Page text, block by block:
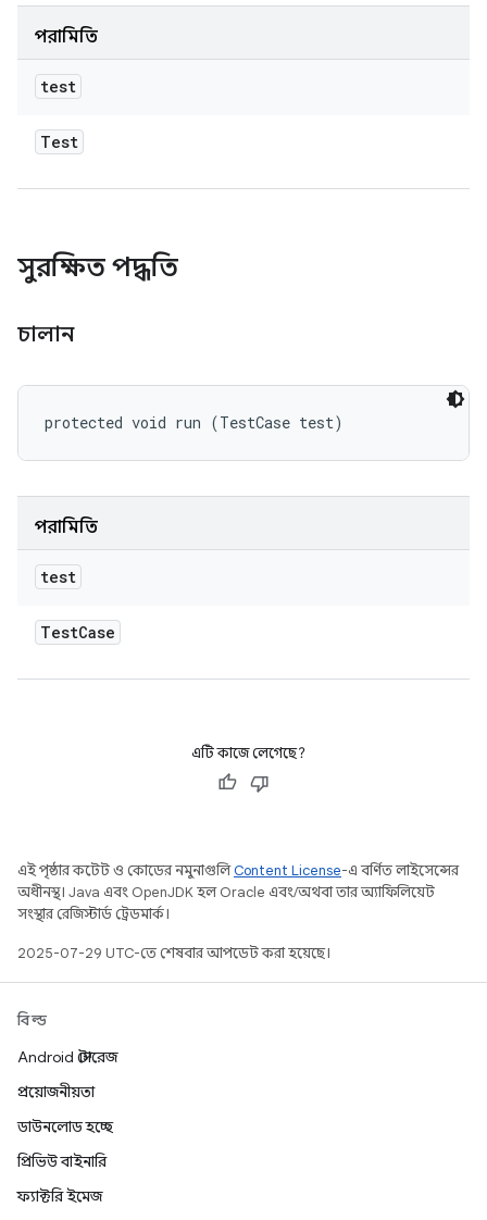
পরামিতি
test
Test
সুরক্ষিত পদ্ধতি
চালান
protected void run (TestCase test)
পরামিতি
test
TestCase
এটি কাজে লেগেছে?
এই পৃষ্ঠার কন্টেন্ট ও কোডের নমুনাগুলিContent License-এ বর্ণিত লাইসেন্সের
অধীনস্থ। Java এবং OpenJDK হল Oracle এবং/অথবা তার অ্যাফিলিয়েট
সংস্থার রেজিস্টার্ড ট্রেডমার্ক।
2025-07-29 UTC-তে শেষবার আপডেট করা হয়েছে।
বিল্ড
Android স্টোরেজ
প্রয়োজনীয়তা
ডাউনলোড হচ্ছে
প্রিভিউ বাইনারি
ফ্যাক্টরি ইমেজ